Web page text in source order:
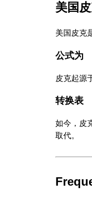
美国
美国皮克
公式为
皮克起源
转换表
如今，皮
取代。